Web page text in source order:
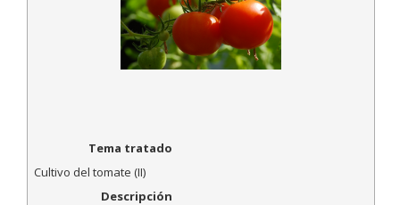
Tema tratado
Cultivo del tomate (II)
Descripción